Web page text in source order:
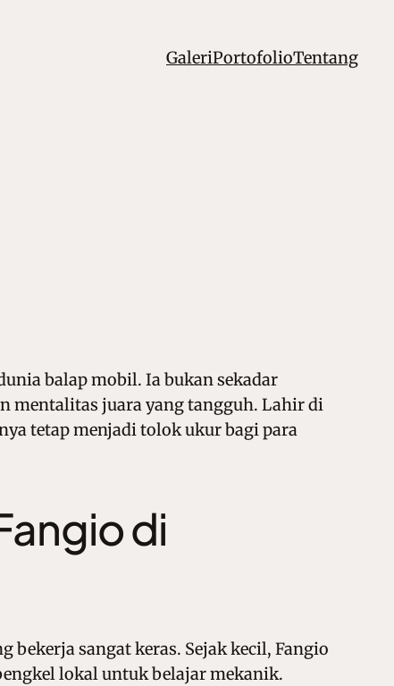
GaleriPortofolioTentang
balap mobil. Ia bukan sekadar
mentalitas juara yang tangguh. Lahir di
tetap menjadi tolok ukur bagi para
di
bekerja sangat keras. Sejak kecil, Fangio
lokal untuk belajar mekanik.